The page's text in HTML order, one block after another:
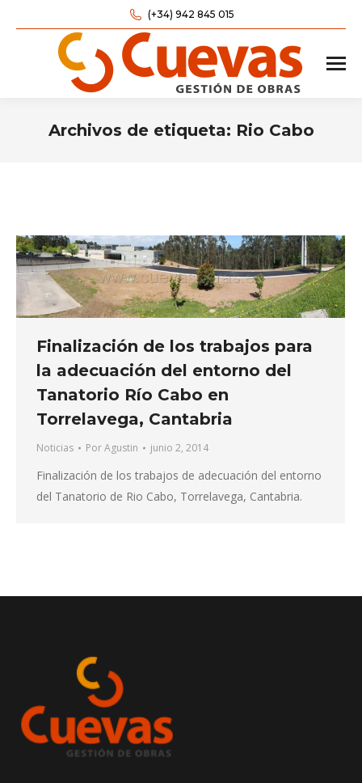
(+34) 942 845 015
Archivos de etiqueta: Rio Cabo
Finalización de los trabajos para
la adecuación del entorno del
Tanatorio Río Cabo en
Torrelavega, Cantabria
Noticias PorAgustin junio 2, 2014
Finalización de los trabajos de adecuación del entorno
del Tanatorio de Rio Cabo, Torrelavega, Cantabria.